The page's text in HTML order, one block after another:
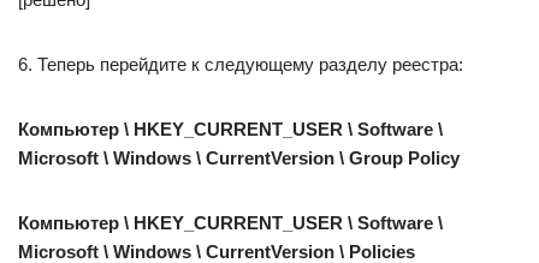
6. Теперь перейдите к следующему разделу реестра:
Компьютер \ HKEY_CURRENT_USER \ Software \
Microsoft \ Windows \ CurrentVersion \ Group Policy
Компьютер \ HKEY_CURRENT_USER \ Software \
Microsoft \ Windows \ CurrentVersion \ Policies